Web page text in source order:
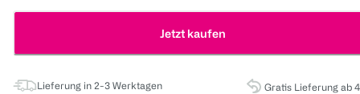
Jetzt kaufen
Lieferung in 2-3 Werktagen Gratis Lieferung ab